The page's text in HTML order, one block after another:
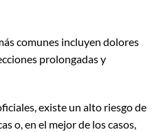
comunes incluyen dolores
prolongadas y
existe un alto riesgo de
o, en el mejor de los casos,